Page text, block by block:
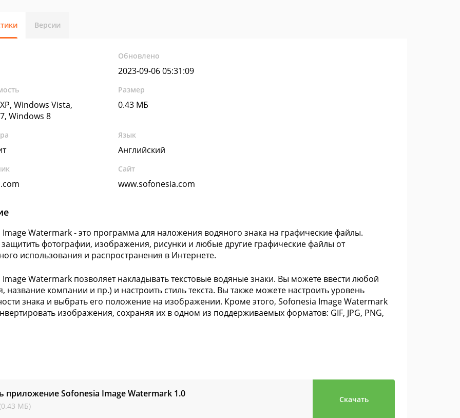
Версии
Обновлено
2023-09-06 05:31:09
Windows Vista,
Windows 8
Размер
0.43 МБ
Язык
Английский
Сайт
www.sofonesia.com
Image Watermark - это программа для наложения водяного знака на графические файлы.
фотографии, изображения, рисунки и любые другие графические файлы от
использования и распространения в Интернете.
Image Watermark позволяет накладывать текстовые водяные знаки. Вы можете ввести любой
название компании и пр.) и настроить стиль текста. Вы также можете настроить уровень
знака и выбрать его положение на изображении. Кроме этого, Sofonesia Image Watermark
изображения, сохраняя их в одном из поддерживаемых форматов: GIF, JPG, PNG,
приложение Sofonesia Image Watermark 1.0
МБ)
Скачать